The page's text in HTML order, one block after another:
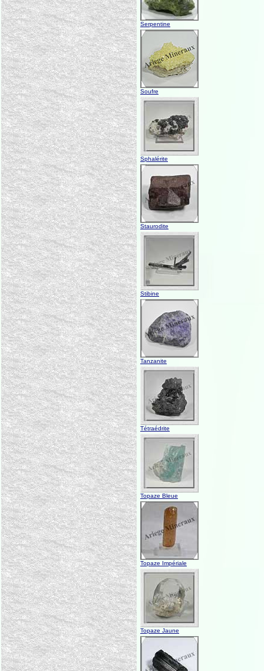
Serpentine
Soufre
Sphalérite
Staurodite
Stibine
Tanzanite
Tétraédrite
Topaze Bleue
Topaze Impériale
Topaze Jaune